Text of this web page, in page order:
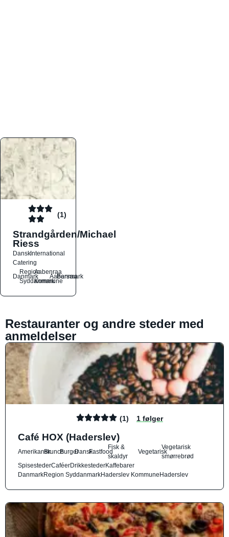
(1)
Strandgården/Michael
Riess
DanskInternational
Catering
Danmark
Region
Syddanmark
Aabenraa
Kommune
Aabenraa
Barsmark
Restauranter og andre steder med
anmeldelser
(1) 1 følger
Café HOX (Haderslev)
AmerikanskBrunchBurgerDanskFastfood
Fisk &
skaldyr
Vegetarisk
Vegetarisk
smørrebrød
SpisestederCaféerDrikkestederKaffebarer
DanmarkRegion SyddanmarkHaderslev KommuneHaderslev